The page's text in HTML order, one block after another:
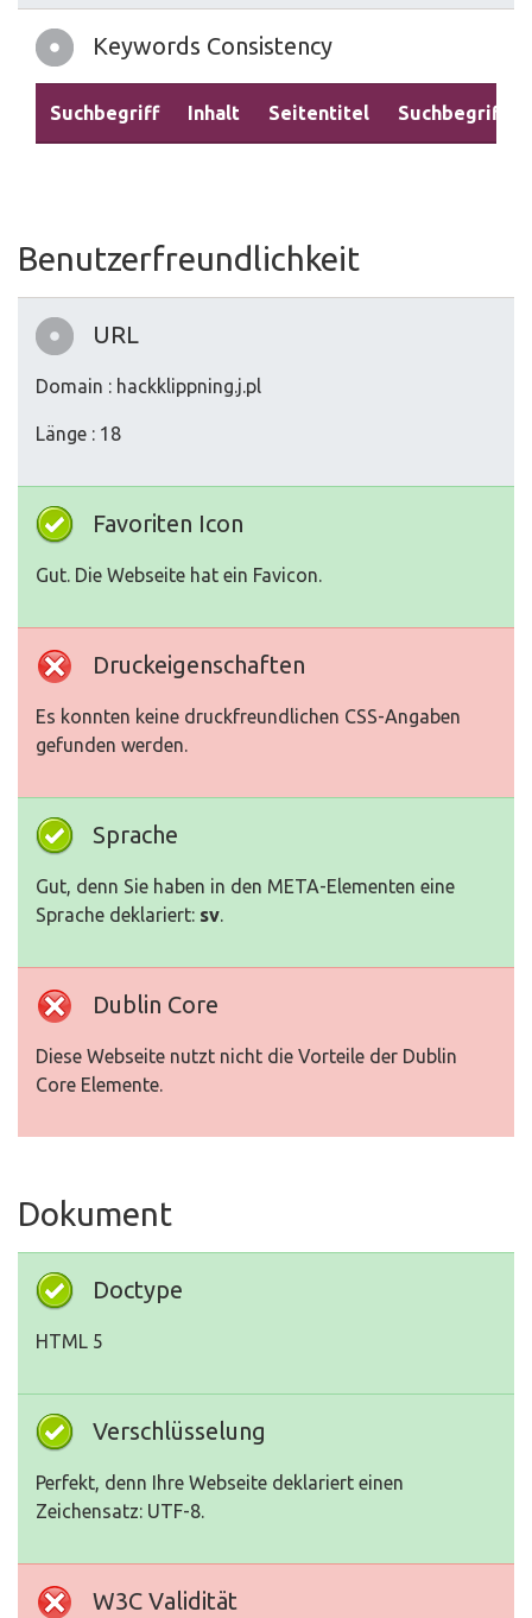
Keywords Consistency
Suchbegriff Inhalt Seitentitel Suchbegriffe
Benutzerfreundlichkeit
URL
Domain : hackklippning.j.pl
Länge : 18
Favoriten Icon
Gut. Die Webseite hat ein Favicon.
Druckeigenschaften
Es konnten keine druckfreundlichen CSS-Angaben
gefunden werden.
Sprache
Gut, denn Sie haben in den META-Elementen eine
Sprache deklariert: sv.
Dublin Core
Diese Webseite nutzt nicht die Vorteile der Dublin
Core Elemente.
Dokument
Doctype
HTML 5
Verschlüsselung
Perfekt, denn Ihre Webseite deklariert einen
Zeichensatz: UTF-8.
W3C Validität